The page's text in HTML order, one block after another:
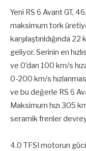
Yeni RS 6 Avant GT,
maksimum tork
karşılaştırıldığında
geliyor. Serinin en
ve 0’dan 100 km/s
0-200 km/s
ve bu değerle RS 6
Maksimum hızı 305
seramik frenler
4.0 TFSI motorun